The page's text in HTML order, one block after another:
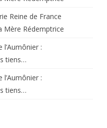
Reine de France
Mère Rédemptrice
l’Aumônier :
tiens…
l’Aumônier :
tiens…